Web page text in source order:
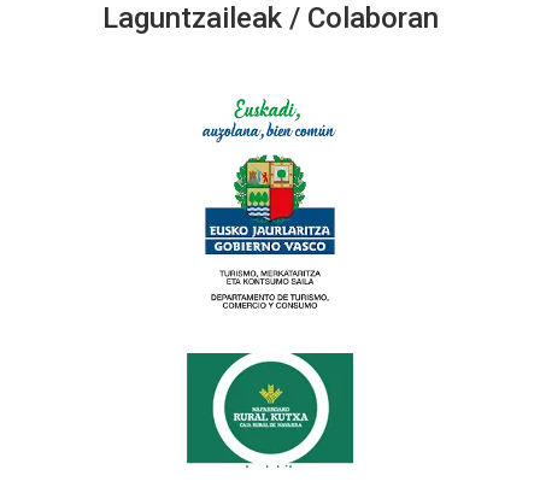
Laguntzaileak / Colaboran